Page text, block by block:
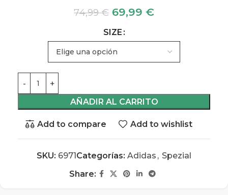
74,99€ 69,99 €
SIZE
AÑADIR AL CARRITO
Add to compare Add to wishlist
SKU: 6971 Categorías: Adidas , Spezial
Share: